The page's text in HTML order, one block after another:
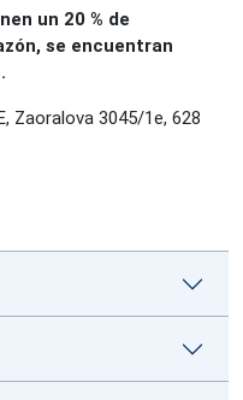
un 20 % de
se encuentran
Zaoralova 3045/1e, 628